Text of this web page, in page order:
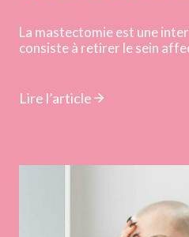
La mastectomie est une
consiste à retirer le sein
Lire l’article